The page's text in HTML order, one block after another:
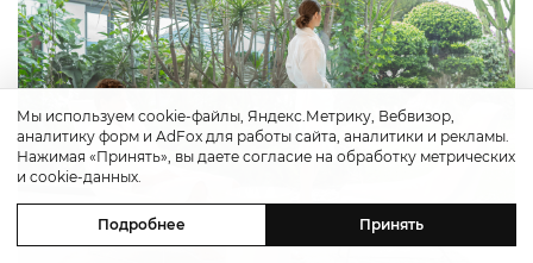
Мы используем cookie-файлы, Яндекс.Метрику, Вебвизор,
аналитику форм и AdFox для работы сайта, аналитики и рекламы.
Нажимая «Принять», вы даете согласие на обработку метрических
и cookie-данных.
Подробнее Принять